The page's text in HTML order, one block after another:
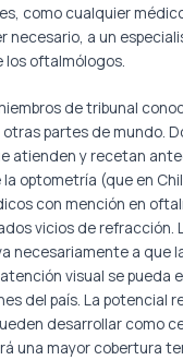
como cualquier
necesario, a un
oftalmólogos.
de tribunal
partes de mundo.
atienden y recetan
optometría (que en
con mención en
vicios de refracción.
necesariamente a que
visual se pueda
del país. La potencial
desarrollar como
una mayor cobertura